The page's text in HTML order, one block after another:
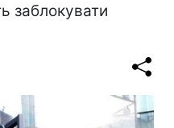
заблокувати